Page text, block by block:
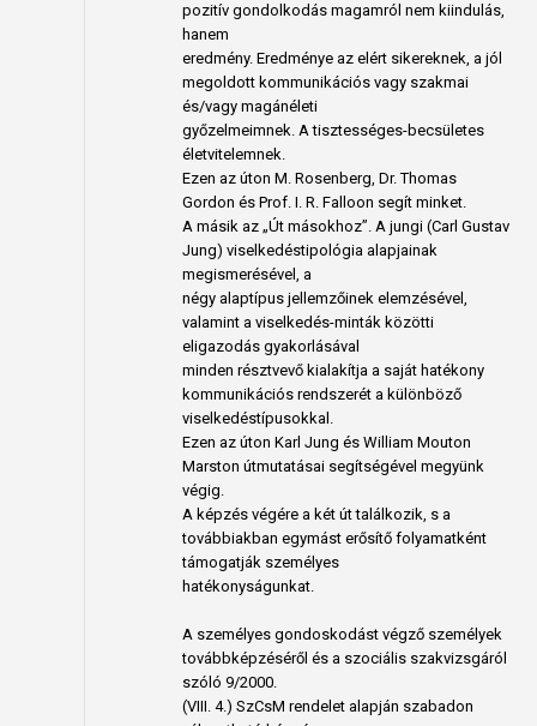
pozitív gondolkodás magamról nem kiindulás,
hanem
eredmény. Eredménye az elért sikereknek, a jól
megoldott kommunikációs vagy szakmai
és/vagy magánéleti
győzelmeimnek. A tisztességes-becsületes
életvitelemnek.
Ezen az úton M. Rosenberg, Dr. Thomas
Gordon és Prof. I. R. Falloon segít minket.
A másik az „Út másokhoz”. A jungi (Carl Gustav
Jung) viselkedéstipológia alapjainak
megismerésével, a
négy alaptípus jellemzőinek elemzésével,
valamint a viselkedés-minták közötti
eligazodás gyakorlásával
minden résztvevő kialakítja a saját hatékony
kommunikációs rendszerét a különböző
viselkedéstípusokkal.
Ezen az úton Karl Jung és William Mouton
Marston útmutatásai segítségével megyünk
végig.
A képzés végére a két út találkozik, s a
továbbiakban egymást erősítő folyamatként
támogatják személyes
hatékonyságunkat.
A személyes gondoskodást végző személyek
továbbképzéséről és a szociális szakvizsgáról
szóló 9/2000.
(VIII. 4.) SzCsM rendelet alapján szabadon